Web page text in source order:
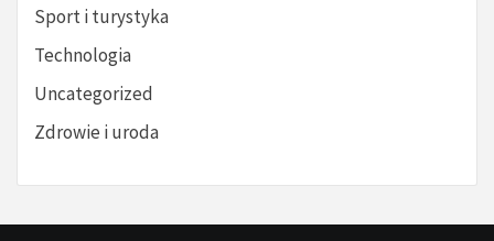
Sport i turystyka
Technologia
Uncategorized
Zdrowie i uroda